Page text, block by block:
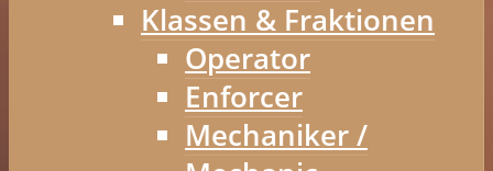
Klassen & Fraktionen
Operator
Enforcer
Mechaniker /